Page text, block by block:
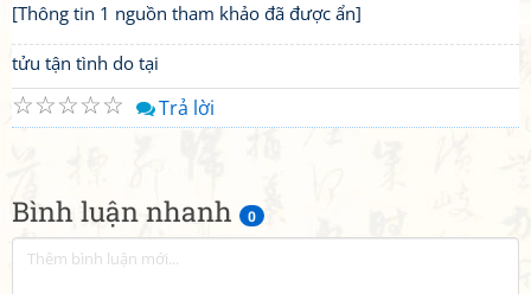
Bình luận nhanh 0
[Thông tin 1 nguồn tham khảo đã được ẩn]
tửu tận tình do tại
☆
☆
☆
☆
☆ Trả lời